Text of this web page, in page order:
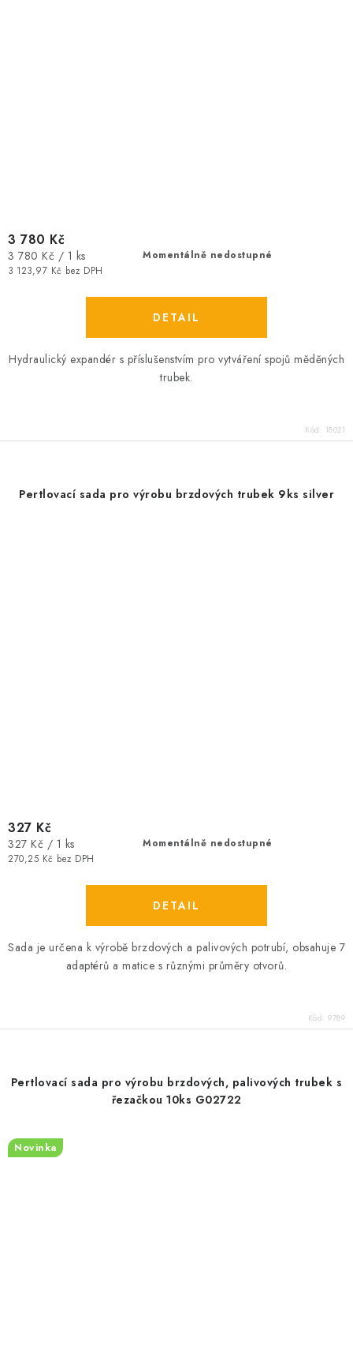
Momentálně nedostupné
3 123,97 Kč bez DPH
3 780 Kč
Měrná
cena:
3 780 Kč / 1 ks
Hydraulický expandér s příslušenstvím pro vytváření spojů měděných
trubek.
Kód: 18021
Pertlovací sada pro výrobu brzdových trubek 9ks silver
Momentálně nedostupné
270,25 Kč bez DPH
327 Kč
Měrná
cena:
327 Kč / 1 ks
Sada je určena k výrobě brzdových a palivových potrubí, obsahuje 7
adaptérů a matice s různými průměry otvorů.
Kód: 9789
Pertlovací sada pro výrobu brzdových, palivových trubek s
řezačkou 10ks G02722
Novinka